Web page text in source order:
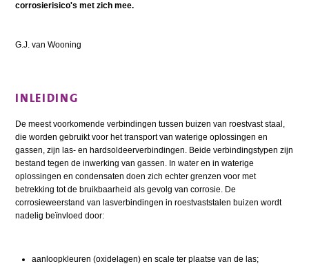
corrosierisico's met zich mee.
G.J. van Wooning
INLEIDING
De meest voorkomende verbindingen tussen buizen van roestvast staal,
die worden gebruikt voor het transport van waterige oplossingen en
gassen, zijn las- en hardsoldeerverbindingen. Beide verbindingstypen zijn
bestand tegen de inwerking van gassen. In water en in waterige
oplossingen en condensaten doen zich echter grenzen voor met
betrekking tot de bruikbaarheid als gevolg van corrosie. De
corrosieweerstand van lasverbindingen in roestvaststalen buizen wordt
nadelig beïnvloed door:
aanloopkleuren (oxidelagen) en scale ter plaatse van de las;